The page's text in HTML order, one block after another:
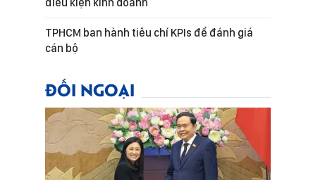
TPHCM ban hành tiêu chí KPIs để đánh giá
cán bộ
ĐỐI NGOẠI